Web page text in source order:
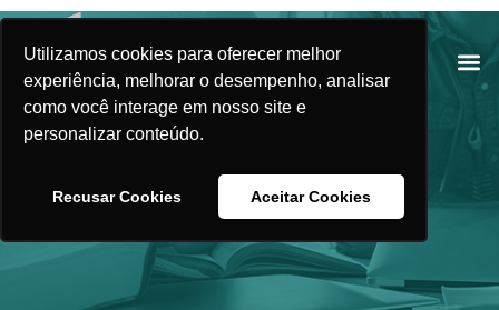
Utilizamos cookies para oferecer melhor
experiência, melhorar o desempenho, analisar
como você interage em nosso site e
personalizar conteúdo.
Recusar Cookies Aceitar Cookies
Banco de Práticas